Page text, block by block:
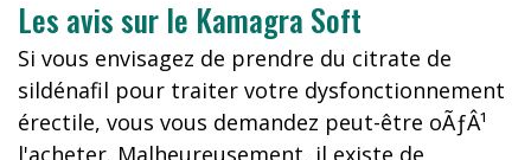
Les avis sur le Kamagra Soft
Si vous envisagez de prendre du citrate de
sildénafil pour traiter votre dysfonctionnement
érectile, vous vous demandez peut-être oÃƒÂ¹
l'acheter. Malheureusement, il existe de